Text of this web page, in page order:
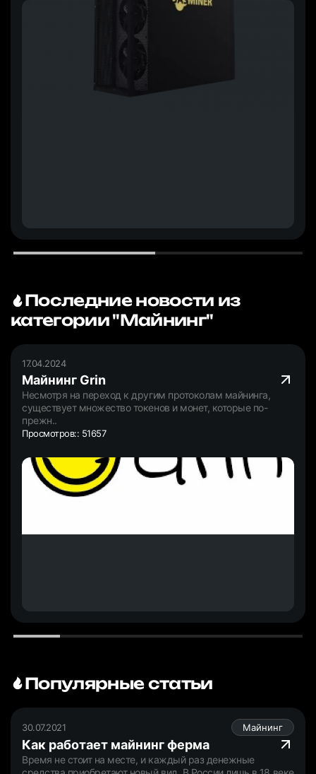
Последние новости из
категории "Майнинг"
17.04.2024
Майнинг Grin
Несмотря на переход к другим протоколам майнинга,
существует множество токенов и монет, которые по-
прежн..
Просмотров:: 51657
Популярные статьи
30.07.2021 Майнинг
Как работает майнинг ферма
Время не стоит на месте, и каждый раз денежные